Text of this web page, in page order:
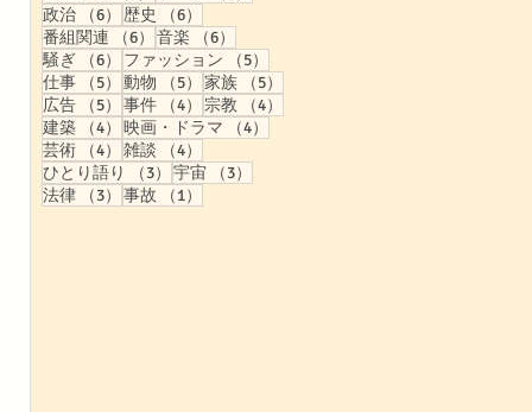
政治
（6） 6件の記事
歴史 （6）
番組関連
（6） 6件の記事
音楽 （6）
騒ぎ
（6） 6件の記事
ファッション （5）
仕事
（5） 5件の記事
動物 （5） 5件の記事
家族 （5）
広告
（5） 5件の記事
事件 （4） 4件の記事
宗教 （4）
建築
（4） 4件の記事
映画・ドラマ （4）
芸術
（4） 4件の記事
雑談 （4）
ひとり語り
（3） 3件の記事
宇宙 （3）
法律
（3） 3件の記事
事故 （1）